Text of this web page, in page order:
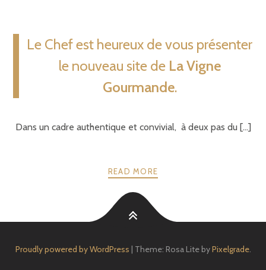
Le Chef est heureux de vous présenter
le nouveau site de La Vigne
Gourmande.
Dans un cadre authentique et convivial, à deux pas du [...]
READ MORE
Proudly powered by WordPress Theme: Rosa Lite byPixelgrade.